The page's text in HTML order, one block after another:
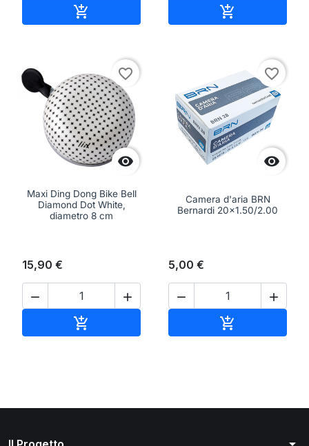
 

favorite_border
Maxi Ding Dong Bike Bell
Diamond Dot White,
diametro 8 cm
15,90 €
 


favorite_border
Camera d'aria BRN
Bernardi 20x1.50/2.00
5,00 €
 
